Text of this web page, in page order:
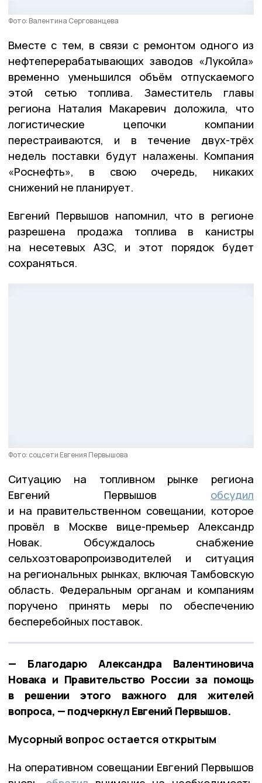
Фото: Валентина Сергованцева
Вместе с тем, в связи с ремонтом одного из
нефтеперерабатывающих заводов «Лукойла»
временно уменьшился объём отпускаемого
этой сетью топлива. Заместитель главы
региона Наталия Макаревич доложила, что
логистические цепочки компании
перестраиваются, и в течение двух-трёх
недель поставки будут налажены. Компания
«Роснефть», в свою очередь, никаких
снижений не планирует.
Евгений Первышов напомнил, что в регионе
разрешена продажа топлива в канистры
на несетевых АЗС, и этот порядок будет
сохраняться.
Фото: соцсети Евгения Первышова
Ситуацию на топливном рынке региона
Евгений Первышов обсудил
и на правительственном совещании, которое
провёл в Москве вице-премьер Александр
Новак. Обсуждалось снабжение
сельхозтоваропроизводителей и ситуация
на региональных рынках, включая Тамбовскую
область. Федеральным органам и компаниям
поручено принять меры по обеспечению
бесперебойных поставок.
— Благодарю Александра Валентиновича
Новака и Правительство России за помощь
в решении этого важного для жителей
вопроса, — подчеркнул Евгений Первышов.
Мусорный вопрос остается открытым
На оперативном совещании Евгений Первышов